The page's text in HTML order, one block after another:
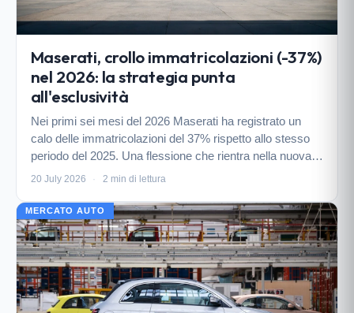
Maserati, crollo immatricolazioni (-37%)
nel 2026: la strategia punta
all'esclusività
Nei primi sei mesi del 2026 Maserati ha registrato un
calo delle immatricolazioni del 37% rispetto allo stesso
periodo del 2025. Una flessione che rientra nella nuova
filosofia aziendale: meno volumi, più esclusività e
20 July 2026 · 2 min di lettura
MERCATO AUTO